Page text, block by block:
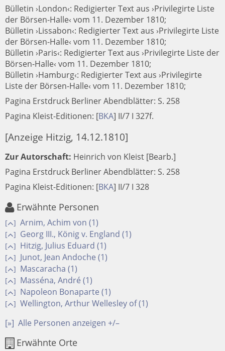
Bülletin ›London‹: Redigierter Text aus ›Privilegirte Liste
der Börsen-Halle‹ vom 11. Dezember 1810;
Bülletin ›Lissabon‹: Redigierter Text aus ›Privilegirte Liste
der Börsen-Halle‹ vom 11. Dezember 1810;
Bülletin ›Paris‹: Redigierter Text aus ›Privilegirte Liste der
Börsen-Halle‹ vom 11. Dezember 1810;
Bülletin ›Hamburg‹: Redigierter Text aus ›Privilegirte
Liste der Börsen-Halle‹ vom 11. Dezember 1810;
Pagina Erstdruck Berliner Abendblätter: S. 258
Pagina Kleist-Editionen: [BKA] II/7 I 327f.
[Anzeige Hitzig, 14.12.1810]
Zur Autorschaft: Heinrich von Kleist [Bearb.]
Pagina Erstdruck Berliner Abendblätter: S. 258
Pagina Kleist-Editionen: [BKA] II/7 I 328
Erwähnte Personen
[ ] Arnim, Achim von (1)
[ ] Georg III., König v. England (1)
[ ] Hitzig, Julius Eduard (1)
[ ] Junot, Jean Andoche (1)
[ ] Mascaracha (1)
[ ] Masséna, André (1)
[ ] Napoleon Bonaparte (1)
[ ] Wellington, Arthur Wellesley of (1)
[»] Alle Personen anzeigen +/–
Erwähnte Orte